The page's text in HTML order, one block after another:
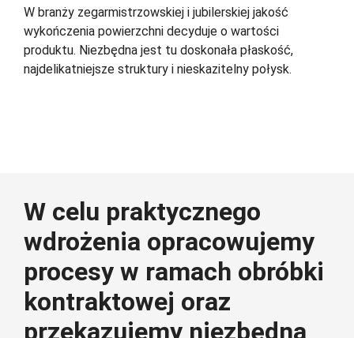
W branży zegarmistrzowskiej i jubilerskiej jakość
wykończenia powierzchni decyduje o wartości
produktu. Niezbędna jest tu doskonała płaskość,
najdelikatniejsze struktury i nieskazitelny połysk.
W celu praktycznego
wdrożenia opracowujemy
procesy w ramach obróbki
kontraktowej oraz
przekazujemy niezbędną